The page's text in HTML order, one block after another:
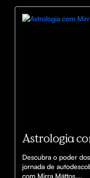
Astrologia
Descubra o poder
jornada de
com Mirra Máttos.